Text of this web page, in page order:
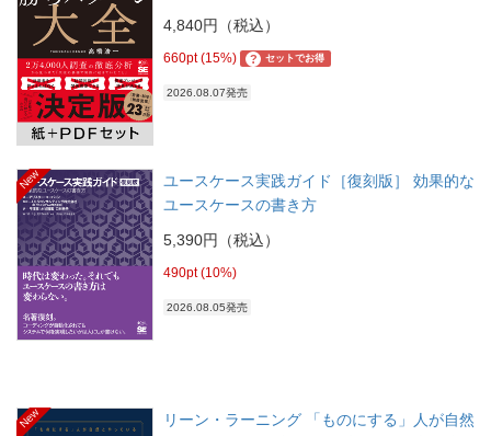
4,840円（税込）
660pt (15%) ? セットでお得
2026.08.07発売
New
ユースケース実践ガイド［復刻版］ 効果的な
ユースケースの書き方
5,390円（税込）
490pt (10%)
2026.08.05発売
New
リーン・ラーニング 「ものにする」人が自然